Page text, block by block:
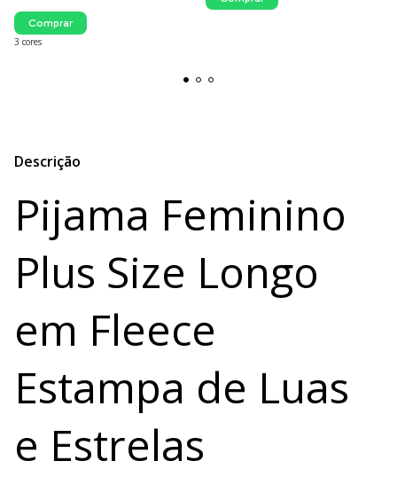
3 cores
Comprar
Descrição
Pijama Feminino
Plus Size Longo
em Fleece
Estampa de Luas
e Estrelas